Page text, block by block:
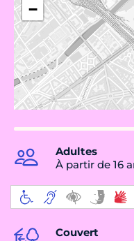
−
Adultes
À partir de 16
Couvert